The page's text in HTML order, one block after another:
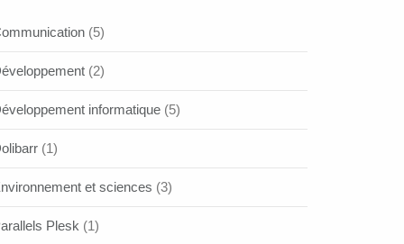
(5)
(2)
informatique (5)
(1)
et sciences (3)
Plesk (1)